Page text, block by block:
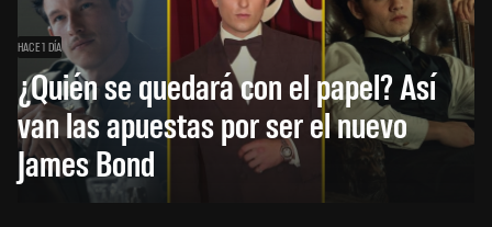
HACE 1 DÍA
¿Quién se quedará con el papel? Así
van las apuestas por ser el nuevo
James Bond